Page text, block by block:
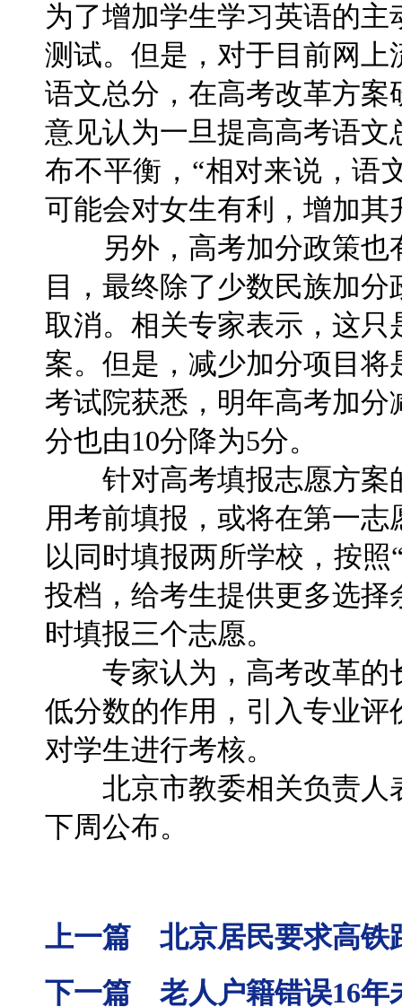
为了增加学生学习英语的
测试。但是，对于目前网上
语文总分，在高考改革方
意见认为一旦提高高考语
布不平衡，“相对来说，语
可能会对女生有利，增加其
另外，高考加分政策也
目，最终除了少数民族加
取消。相关专家表示，这
案。但是，减少加分项目
考试院获悉，明年高考加
分也由10分降为5分。
针对高考填报志愿方案
用考前填报，或将在第一
以同时填报两所学校，按
投档，给考生提供更多选
时填报三个志愿。
专家认为，高考改革的
低分数的作用，引入专业
对学生进行考核。
北京市教委相关负责人
下周公布。
上一篇 北京居民要求高铁
下一篇 老人户籍错误16年